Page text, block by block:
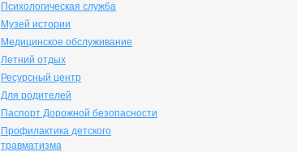
Психологическая служба
Музей истории
Медицинское обслуживание
Летний отдых
Ресурсный центр
Для родителей
Паспорт Дорожной безопасности
Профилактика детского
травматизма